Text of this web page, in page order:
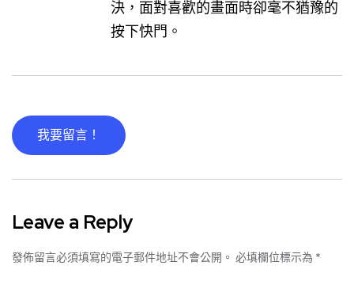
決，面對喜歡的畫面時卻毫不猶豫的
按下快門。
我要留言！
Leave a Reply
發佈留言必須填寫的電子郵件地址不會公開。 必填欄位標示為 *